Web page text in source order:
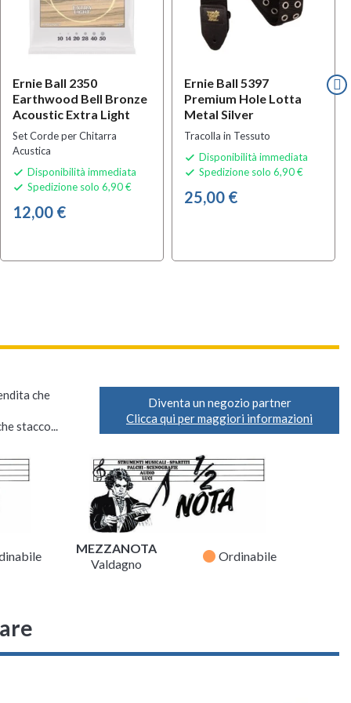
Ernie Ball 2350
Earthwood Bell Bronze
Acoustic Extra Light
Set Corde per Chitarra
Acustica
 Disponibilità immediata
 Spedizione solo 6,90 €
12,00 €
Ernie Ball 5397
Premium Hole Lotta
Metal Silver
Tracolla in Tessuto
 Disponibilità immediata
 Spedizione solo 6,90 €
25,00 €
che
stacco...
Diventa un negozio partner
Clicca qui per maggiori informazioni
MEZZANOTA
Valdagno
fiber_manual_record Ordinabile